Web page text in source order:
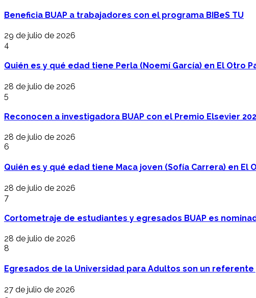
Beneficia BUAP a trabajadores con el programa BIBeS TU
29 de julio de 2026
4
Quién es y qué edad tiene Perla (Noemí García) en El Otro
28 de julio de 2026
5
Reconocen a investigadora BUAP con el Premio Elsevier
28 de julio de 2026
6
Quién es y qué edad tiene Maca joven (Sofía Carrera) en El
28 de julio de 2026
7
Cortometraje de estudiantes y egresados BUAP es
28 de julio de 2026
8
Egresados de la Universidad para Adultos son un
27 de julio de 2026